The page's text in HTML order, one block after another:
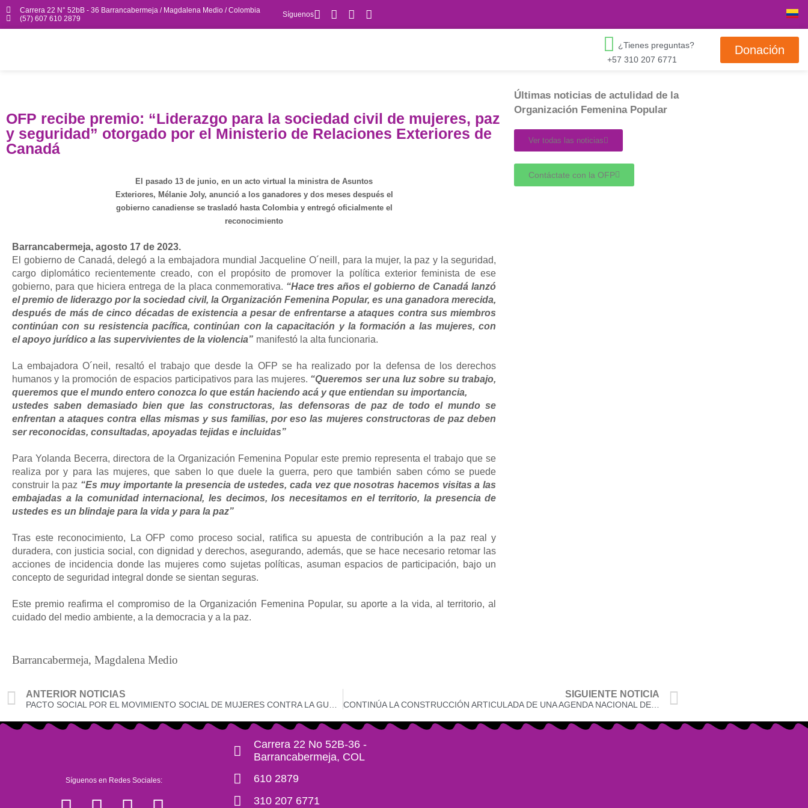
Carrera 22 N° 52bB - 36 Barrancabermeja / Magdalena Medio / Colombia
(57) 607 610 2879
Síguenos
¿Tienes preguntas?
+57 310 207 6771
Donación
OFP recibe premio: “Liderazgo para la sociedad civil de mujeres, paz
y seguridad” otorgado por el Ministerio de Relaciones Exteriores de
Canadá
El pasado 13 de junio, en un acto virtual la ministra de Asuntos
Exteriores, Mélanie Joly, anunció a los ganadores y dos meses después el
gobierno canadiense se trasladó hasta Colombia y entregó oficialmente el
reconocimiento
Barrancabermeja, agosto 17 de 2023.
El gobierno de Canadá, delegó a la embajadora mundial Jacqueline O´neill, para la mujer, la paz y la seguridad,
cargo diplomático recientemente creado, con el propósito de promover la política exterior feminista de ese
gobierno, para que hiciera entrega de la placa conmemorativa. “Hace tres años el gobierno de Canadá lanzó
el premio deliderazgo por la sociedad civil, la Organización Femenina Popular, es unaganadora merecida,
después de más de cinco décadas de existencia a pesar de enfrentarse a ataques contra sus miembros
continúan con su resistenciapacífica, continúan con la capacitación y la formación a las mujeres, con
elapoyo jurídico a las supervivientes de la violencia” manifestó la alta funcionaria.
La embajadora O´neil, resaltó el trabajo que desde la OFP se ha realizado por la defensa de los derechos
humanos y la promoción de espacios participativos para las mujeres. “Queremos ser una luz sobre su trabajo,
queremos que el mundo entero conozca lo que están haciendo acá y que entiendan su importancia,
ustedes saben demasiado bien que las constructoras, las defensoras de paz de todo el mundo se
enfrentan a ataques contra ellas mismas y sus familias, por eso las mujeres constructoras de paz deben
ser reconocidas, consultadas, apoyadas tejidas e incluidas”
Para Yolanda Becerra, directora de la Organización Femenina Popular este premio representa el trabajo que se
realiza por y para las mujeres, que saben lo que duele la guerra, pero que también saben cómo se puede
construir la paz “Es muy importante la presencia de ustedes, cada vez quenosotras hacemos visitas a las
embajadas a la comunidad internacional, les decimos, los necesitamos en el territorio, la presencia de
ustedes es un blindaje para la vida y para la paz”
Tras este reconocimiento, La OFP como proceso social, ratifica su apuesta de contribución a la paz real y
duradera, con justicia social, con dignidad y derechos, asegurando, además, que se hace necesario retomar las
acciones de incidencia donde las mujeres como sujetas políticas, asuman espacios de participación, bajo un
concepto de seguridad integral donde se sientan seguras.
Este premio reafirma el compromiso de la Organización Femenina Popular, su aporte a
la vida, al territorio, al
cuidado del medio ambiente, a la democracia y a la paz.
Barrancabermeja, Magdalena Medio
Últimas noticias de actulidad de la
Organización Femenina Popular
Ver todas las noticias
Contáctate con la OFP
ANTERIOR NOTICIAS SIGUIENTE NOTICIA
CONTINÚA LA CONSTRUCCIÓN ARTICULADA DE UNA AGENDA NACIONAL DE PAZ DESDE LOS TERRITORIOS Y LAS MUJERES.
Síguenos en Redes Sociales:
Carrera 22 No 52B-36 -
Barrancabermeja, COL
610 2879
310 207 6771